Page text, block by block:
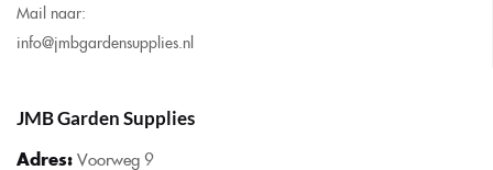
Mail naar:
info@jmbgardensupplies.nl
JMB Garden Supplies
Adres:Voorweg 9